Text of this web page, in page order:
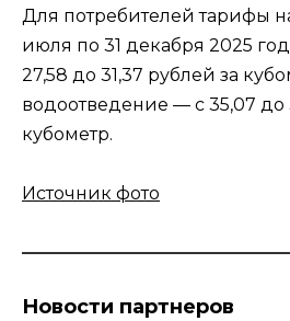
Для потребителей тарифы
июля по 31 декабря 2025
27,58 до 31,37 рублей за
водоотведение — с 35,07 до
кубометр.
Источник фото
Новости партнеров